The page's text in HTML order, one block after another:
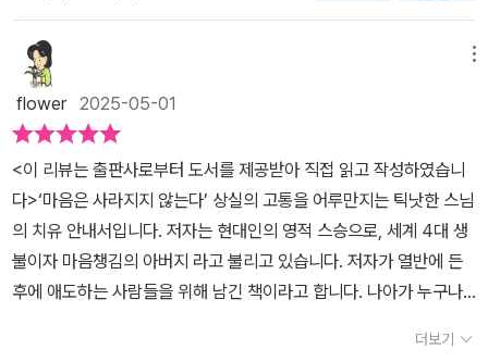
다(81쪽)<작가 정보>틱낫한Thich Nhat Hanh 오늘날 세계에서
가장 존경받는 그리고 영향력 있는 영적 스승 중 한 명으로 꼽힌다. 1
926년 베트남 에서 태어나 열여섯 살에 승려가 되었다. 1961년 미국
으로 건너가 프린스턴과 컬럼비아 대학교에서 비교종교학을 공부했
으며, 불교 사상의 사회적 실천을 강조하며 다양한 사회 운동을 했다.
베트남 전쟁이 발발하자 미국 각지를 돌며 반전평화운동을 펼쳤고,
이로 인해 정치적 탄압을 받아 1966년 고국 베트남을 떠나야 했다. 1
967년에는 노벨평 화상 후보에 올랐다. 이후 프랑스로 망명하여 플
럼 빌리지 Plum Village라는 참여 불교 국제 공동체를 설립했다. 이
곳에서 창의적이고 다양한 수행법을 전파했고, 전 세계에서 찾아오는
으로 세상사를 바라봄으로써좀더 여유롭게 관조할 수 있도록불교적
세계관으로써 개인을 이끄는 에세이다.
추는 순간, 의도와 상관없이 그곳에는 '양분'이 들어 가기 시작한다.​
'백곰 효과'라고 있다. 사람들에게 '백곰'을 떠올리지 말라고 하면 되려
'백곰'을 떠올리는 것이다. 그저 자연스럽게 사고의 물길이 긍정으로
향하도록 아예 그편에 더 신경을 써야 한다.​ 틱낫한 스님은 1926년
베트남에서 태어난 승려다. 세계적으로 '마인드풀니스' 즉 마음챙김이
라는 개념을 대중화시킨 인물이다. '명상'이나 '마음챙김'에 대해 관심
이 있다면 모르기 쉽지 않은 인물이다. 그가 말하는 마음챙김이라면
자기 마음의 주인이 되어 마음을 관리하는 것이다. 정원관리사가 정
원을 관리하는 것처럼 스스로의 주체성을 되찾아오는 것이다.​ 한 실
이 통제할 수 없다고 느끼는 순간, 무기력에 빠진다. 작은 선택이라고
터 시작하여 이 책을 읽으면서 최근 복잡한 심경을 어루만질 수 있는
시간이 되었던 것 같다. 저자 틱낫한 스님은 너무 많이 알려지신 영
적 스승이자 세상의 많은 사람들로부터 사랑과 존경을 받는 스님 중
한 분이고 베트남 출신의 승려로 미국에서 비교종교학을 전공했으며
베트남 전쟁 기간 중 반전 평화운동을 전개하여 탄압을 받았고 결국
베트남을 떠나야 했다. 이후 프랑스로 망명을 하였고 유럽 최대의 불
교사원이자 수행센터의 중심지인 플럼빌리지를 설립하였다. 80년 가
까운 시간 동안 명상과 마음챙김, 참여불교에 대한 글과 강연, 책을 펴
내 수많은 사람들에게 감동을 주고 있다. 책은 4개의 큰 주제를 다
루고 있다. 먼저 ‘상실의 아픔을 마주하다’에서는 ‘복식호흡, 의식적인
호흡, 걷기 병상에서 위안을 찾다’라는 소재를 통해 자기돌봄에 대한
flower2025-05-01
<이 리뷰는 출판사로부터 도서를 제공받아 직접 읽고 작성하였습니
다>‘마음은 사라지지 않는다’ 상실의 고통을 어루만지는 틱낫한 스님
의 치유 안내서입니다. 저자는 현대인의 영적 스승으로, 세계 4대 생
불이자 마음챙김의 아버지 라고 불리고 있습니다. 저자가 열반에 든
후에 애도하는 사람들을 위해 남긴 책이라고 합니다. 나아가 누구나
‘자기돌봄’ 명상과 수행으로써 평안과 치유를 누리게 해줍니다.수행
더보기